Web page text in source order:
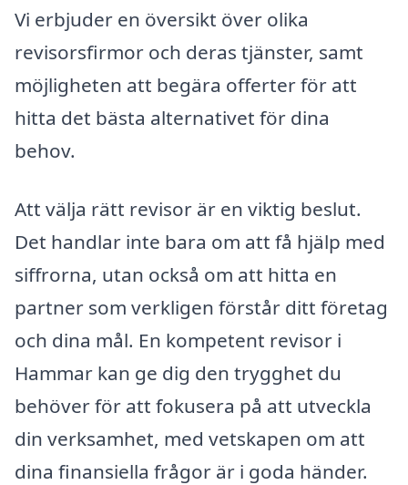
Vi erbjuder en översikt över olika
revisorsfirmor och deras tjänster, samt
möjligheten att begära offerter för att
hitta det bästa alternativet för dina
behov.
Att välja rätt revisor är en viktig beslut.
Det handlar inte bara om att få hjälp med
siffrorna, utan också om att hitta en
partner som verkligen förstår ditt företag
och dina mål. En kompetent revisor i
Hammar kan ge dig den trygghet du
behöver för att fokusera på att utveckla
din verksamhet, med vetskapen om att
dina finansiella frågor är i goda händer.